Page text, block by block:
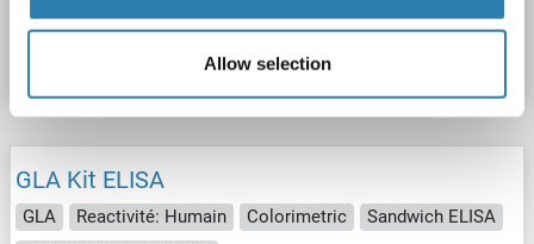
Allow selection
GLA Kit ELISA
GLA Reactivité: Humain Colorimetric
Sandwich ELISA